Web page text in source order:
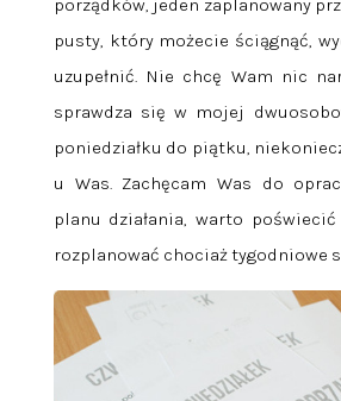
porządków, jeden zaplanowany
pusty, który możecie ściągnąć,
uzupełnić. Nie chcę Wam nic
sprawdza się w mojej
poniedziałku do piątku,
u Was. Zachęcam Was do
planu działania, warto
rozplanować chociaż tygodniowe